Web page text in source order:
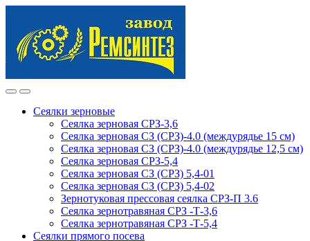
navigation
content
Сеялки зерновые
Сеялка зерновая СРЗ-3,6
Сеялка зерновая СЗ (СРЗ)-4.0 (междурядье 15 см)
Сеялка зерновая СЗ (СРЗ)-4.0 (междурядье 12,5 см)
Сеялка зерновая СРЗ-5,4
Сеялка зерновая СЗ (СРЗ) 5,4-01
Сеялка зерновая СЗ (СРЗ) 5,4-02
Зернотуковая прессовая сеялка СРЗ-П 3.6
Сеялка зернотравяная СРЗ -Т-3,6
Сеялка зернотравяная СРЗ -Т-5,4
Сеялки прямого посева